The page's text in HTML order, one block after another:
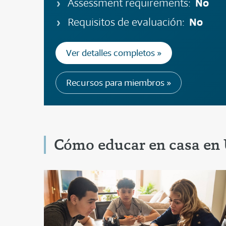
Assessment requirements: No
Requisitos de evaluación: No
Ver detalles completos »
Recursos para miembros »
Cómo educar en casa